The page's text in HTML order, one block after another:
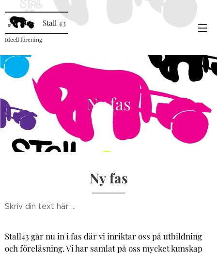
Stall 43
Ideell förening
Ny fas
Ny fas
Skriv din text här ...
Stall43 går nu in i fas där vi inriktar oss på utbildning
och föreläsning. Vi har samlat på oss mycket kunskap